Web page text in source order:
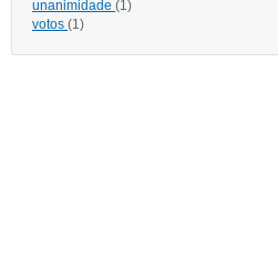
unanimidade (1)
votos (1)